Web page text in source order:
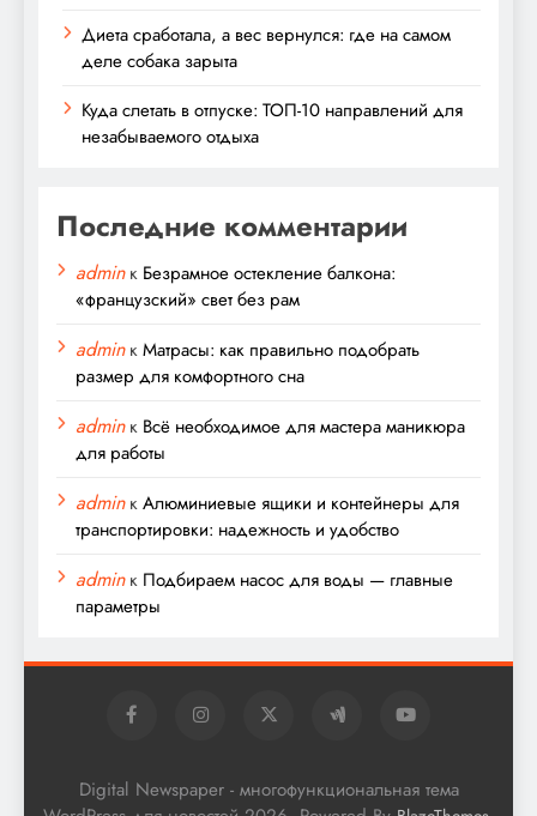
Диета сработала, а вес вернулся: где на самом
деле собака зарыта
Куда слетать в отпуске: ТОП-10 направлений для
незабываемого отдыха
Последние комментарии
adminк Безрамное остекление балкона:
«французский» свет без рам
adminкМатрасы: как правильно подобрать
размер для комфортного сна
adminк Всё необходимое для мастера маникюра
для работы
adminкАлюминиевые ящики и контейнеры для
транспортировки: надежность и удобство
adminк Подбираем насос для воды — главные
параметры
Digital Newspaper - многофункциональная тема